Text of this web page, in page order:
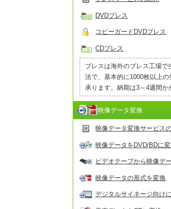
DVDプレス
コピーガードDVDプレス
CDプレス
プレスは海外のプレス工場で
法で、基本的に1000枚以上の
承ります。納期は3～4週間か
映像データ変換
映像データ変換サービス
映像データをDVD/BDに
ビデオテープから映像デ
映像データの形式を変換
デジタルサイネージ向け